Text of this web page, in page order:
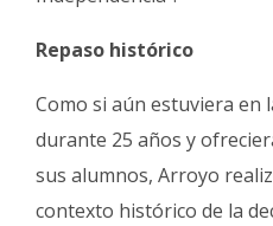
Repaso histórico
Como si aún estuviera en
durante 25 años y
sus alumnos, Arroyo
contexto histórico de la